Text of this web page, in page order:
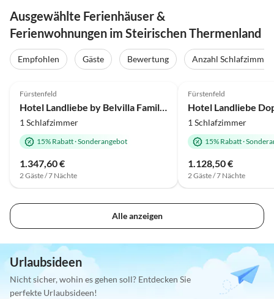
Ausgewählte Ferienhäuser &
Ferienwohnungen im Steirischen Thermenland
Empfohlen Gäste Bewertung Anzahl Schlafzimmer
Fürstenfeld
1 Schlafzimmer
15% Rabatt·Sonderangebot
1.347,60 €
2 Gäste / 7 Nächte
Fürstenfeld
1 Schlafzimmer
15% Rabatt·
1.128,50 €
2 Gäste / 7 Nächte
Alle anzeigen
Urlaubsideen
Nicht sicher, wohin es gehen soll? Entdecken Sie
perfekte Urlaubsideen!